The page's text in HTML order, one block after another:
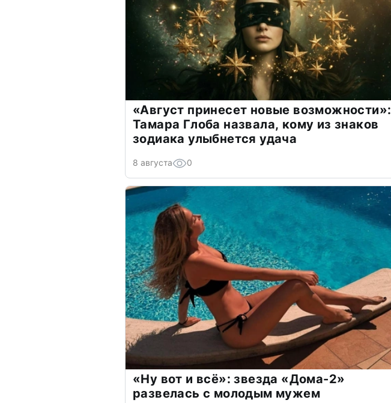
«Август принесет новые возможности»:
Тамара Глоба назвала, кому из знаков
зодиака улыбнется удача
8 августа 0
«Ну вот и всё»: звезда «Дома-2»
развелась с молодым мужем